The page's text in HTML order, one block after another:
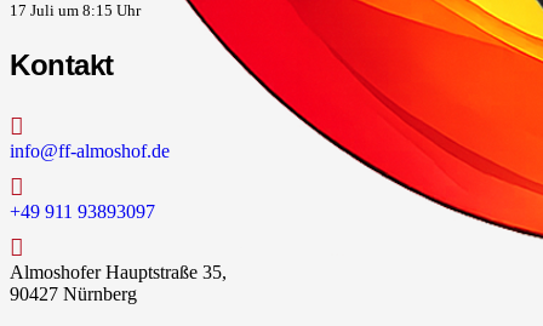
17 Juli um 8:15 Uhr
Kontakt
info@ff-almoshof.de
+49 911 93893097
Almoshofer Hauptstraße 35,
90427 Nürnberg